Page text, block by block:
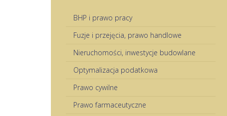
BHP i prawo pracy
Fuzje i przejęcia, prawo handlowe
Nieruchomości, inwestycje budowlane
Optymalizacja podatkowa
Prawo cywilne
Prawo farmaceutyczne